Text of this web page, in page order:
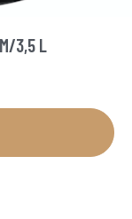
3,5 L